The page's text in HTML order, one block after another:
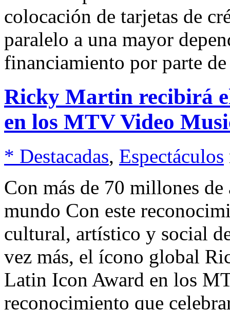
colocación de tarjetas de
paralelo a una mayor
financiamiento por parte
Ricky Martin recibirá
en los MTV Video
* Destacadas, Espectáculos
Con más de 70 millones
mundo Con este
cultural, artístico y social
vez más, el ícono global
Latin Icon Award en los
reconocimiento que